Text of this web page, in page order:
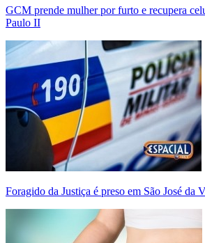
GCM prende mulher por furto e recupera
Paulo II
Foragido da Justiça é preso em São José da